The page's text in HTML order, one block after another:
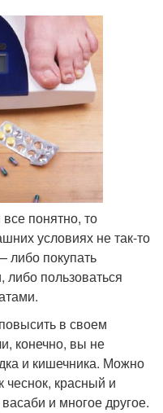
понятно, то
условиях не так-то
либо покупать
пользоваться
в своем
конечно, вы не
и кишечника. Можно
чеснок, красный и
и многое другое.